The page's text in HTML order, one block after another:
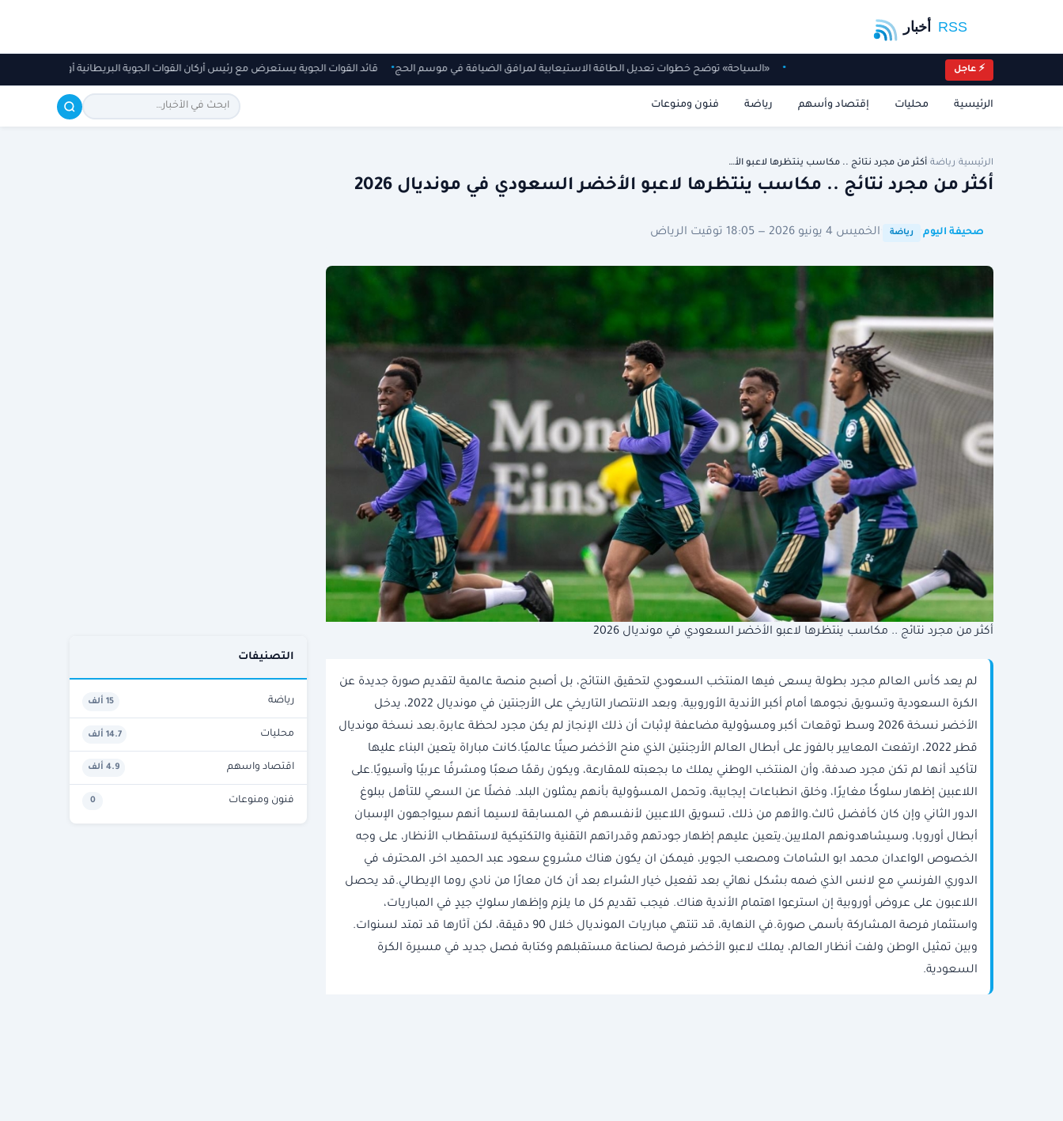
⚡ عاجل «السياحة» توضح خطوات تعديل الطاقة الاستيعابية لمرافق الضيافة في موسم الحج قائد القوات الجوية يستعرض مع رئيس أركان القوات الجوية البريطانية أوجه التعاون
الرئيسية محليات إقتصاد وأسهم رياضة فنون ومنوعات
الرئيسية رياضة أكثر من مجرد نتائج .. مكاسب ينتظرها لاعبو الأ…
أكثر من مجرد نتائج .. مكاسب ينتظرها لاعبو الأخضر السعودي في مونديال 2026
صحيفة اليوم رياضة الخميس 4 يونيو 2026 — 18:05 توقيت الرياض
أكثر من مجرد نتائج .. مكاسب ينتظرها لاعبو الأخضر السعودي في مونديال 2026
لم يعد كأس العالم مجرد بطولة يسعى فيها المنتخب السعودي لتحقيق النتائج، بل أصبح منصة عالمية لتقديم صورة جديدة عن
الكرة السعودية وتسويق نجومها أمام أكبر الأندية الأوروبية. وبعد الانتصار التاريخي على الأرجنتين في مونديال 2022، يدخل
الأخضر نسخة 2026 وسط توقعات أكبر ومسؤولية مضاعفة لإثبات أن ذلك الإنجاز لم يكن مجرد لحظة عابرة.بعد نسخة مونديال
قطر 2022، ارتفعت المعايير بالفوز على أبطال العالم الأرجنتين الذي منح الأخضر صيتًا عالميًا.كانت مباراة يتعين البناء عليها
لتأكيد أنها لم تكن مجرد صدفة، وأن المنتخب الوطني يملك ما بجعبته للمقارعة، ويكون رقمًا صعبًا ومشرفًا عربيًا وآسيويًا.على
اللاعبين إظهار سلوكًا مغايرًا، وخلق انطباعات إيجابية، وتحمل المسؤولية بأنهم يمثلون البلد. فضلًا عن السعي للتأهل ببلوغ
الدور الثاني وإن كان كأفضل ثالث.والأهم من ذلك، تسويق اللاعبين لأنفسهم في المسابقة لاسيما أنهم سيواجهون الإسبان
أبطال أوروبا، وسيشاهدونهم الملايين.يتعين عليهم إظهار جودتهم وقدراتهم التقنية والتكتيكية لاستقطاب الأنظار، على وجه
الخصوص الواعدان محمد ابو الشامات ومصعب الجوير، فيمكن ان يكون هناك مشروع سعود عبد الحميد اخر، المحترف في
الدوري الفرنسي مع لانس الذي ضمه بشكل نهائي بعد تفعيل خيار الشراء بعد أن كان معارًا من نادي روما الإيطالي.قد يحصل
اللاعبون على عروض أوروبية إن استرعوا اهتمام الأندية هناك. فيجب تقديم كل ما يلزم وإظهار سلوكٍ جيدٍ في المباريات،
واستثمار فرصة المشاركة بأسمى صورة.في النهاية، قد تنتهي مباريات المونديال خلال 90 دقيقة، لكن آثارها قد تمتد لسنوات.
وبين تمثيل الوطن ولفت أنظار العالم، يملك لاعبو الأخضر فرصة لصناعة مستقبلهم وكتابة فصل جديد في مسيرة الكرة
السعودية.
التصنيفات
رياضة 15 ألف
محليات 14.7 ألف
اقتصاد واسهم 4.9 ألف
فنون ومنوعات 0